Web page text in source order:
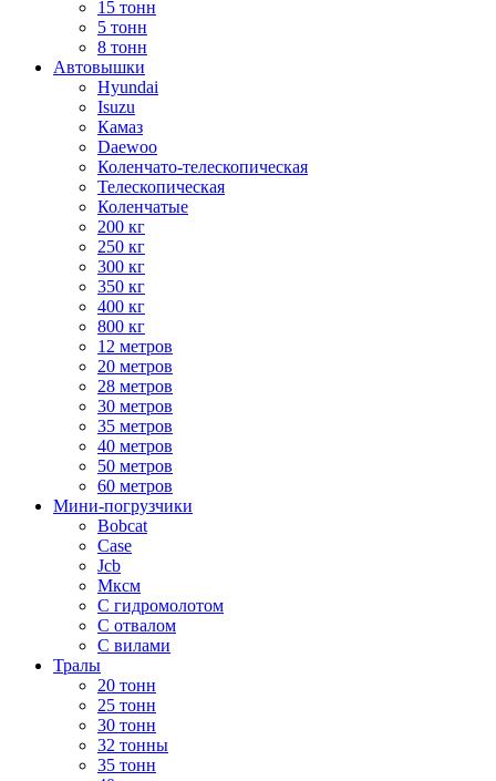
15 тонн
5 тонн
8 тонн
Автовышки
Hyundai
Isuzu
Камаз
Daewoo
Коленчато-телескопическая
Телескопическая
Коленчатые
200 кг
250 кг
300 кг
350 кг
400 кг
800 кг
12 метров
20 метров
28 метров
30 метров
35 метров
40 метров
50 метров
60 метров
Мини-погрузчики
Bobcat
Case
Jcb
Мксм
С гидромолотом
С отвалом
С вилами
Тралы
20 тонн
25 тонн
30 тонн
32 тонны
35 тонн